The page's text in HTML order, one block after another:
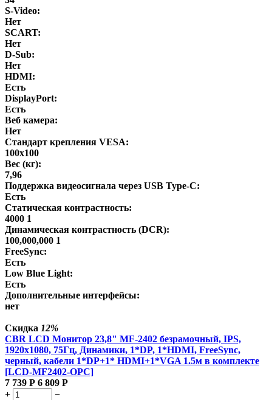
S-Video:
Нет
SCART:
Нет
D-Sub:
Нет
HDMI:
Есть
DisplayPort:
Есть
Веб камера:
Нет
Стандарт крепления VESA:
100x100
Вес (кг):
7,96
Поддержка видеосигнала через USB Type-C:
Есть
Статическая контрастность:
4000 1
Динамическая контрастность (DCR):
100,000,000 1
FreeSync:
Есть
Low Blue Light:
Есть
Дополнительные интерфейсы:
нет
Скидка 12%
CBR LCD Монитор 23,8" MF-2402 безрамочный, IPS,
1920x1080, 75Гц, Динамики, 1*DP, 1*HDMI, FreeSync,
черный, кабели 1*DP+1* HDMI+1*VGA 1.5м в комплекте
[LCD-MF2402-OPC]
7 739 Р 6 809 Р
+
−